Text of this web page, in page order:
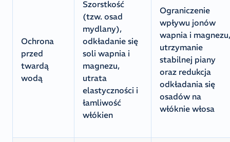
Ochrona
przed
twardą
wodą
Szorstkość
(tzw. osad
mydlany),
odkładanie się
soli wapnia i
magnezu,
utrata
elastyczności i
łamliwość
włókien
Ograniczenie
wpływu jonów
wapnia i magnezu,
utrzymanie
stabilnej piany
oraz redukcja
odkładania się
osadów na
włóknie włosa